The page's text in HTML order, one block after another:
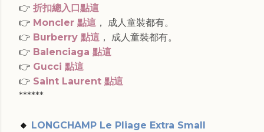
👉 折扣總入口點這
👉 Moncler 點這 ， 成人童裝都有。
👉 Burberry 點這 ， 成人童裝都有。
👉 Balenciaga 點這
👉 Gucci 點這
👉 Saint Laurent 點這
******
🔸 LONGCHAMP Le Pliage Extra Small